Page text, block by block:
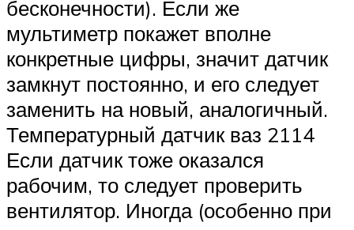
бесконечности). Если же
мультиметр покажет вполне
конкретные цифры, значит датчик
замкнут постоянно, и его следует
заменить на новый, аналогичный.
Температурный датчик ваз 2114
Если датчик тоже оказался
рабочим, то следует проверить
вентилятор. Иногда (особенно при